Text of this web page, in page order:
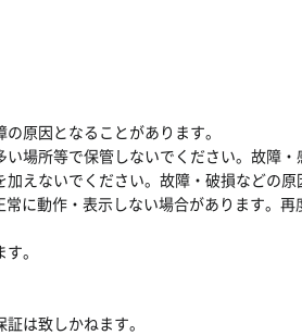
原因となることがあります。
場所等で保管しないでください。故障・
えないでください。故障・破損などの原
に動作・表示しない場合があります。
。
は致しかねます。